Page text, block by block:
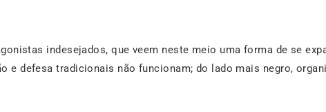
indesejados, que veem neste meio uma forma de se
e defesa tradicionais não funcionam; do lado mais negro,